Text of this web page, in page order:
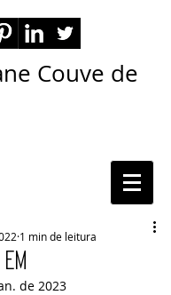
Couve de
1 min de leitura
de 2023